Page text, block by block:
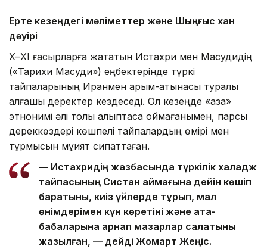
Ерте кезеңдегі мәліметтер және Шыңғыс хан
дәуірі
Х–ХІ ғасырларға жататын Истахри мен Масудидің
(«Тарихи Масуди») еңбектерінде түркі
тайпаларының Иранмен қарым-қатынасы туралы
алғашқы деректер кездеседі. Ол кезеңде «қазақ»
этнонимі әлі толық қалыптаса қоймағанымен, парсы
дереккөздері көшпелі тайпалардың өмірі мен
тұрмысын мұқият сипаттаған.
— Истахридің жазбасында түркілік халадж
тайпасының Систан аймағына дейін көшіп
баратыны, киіз үйлерде тұрып, мал
өнімдерімен күн көретіні және ата-
бабаларына арнап мазарлар салатыны
жазылған, — дейді Жомарт Жеңіс.